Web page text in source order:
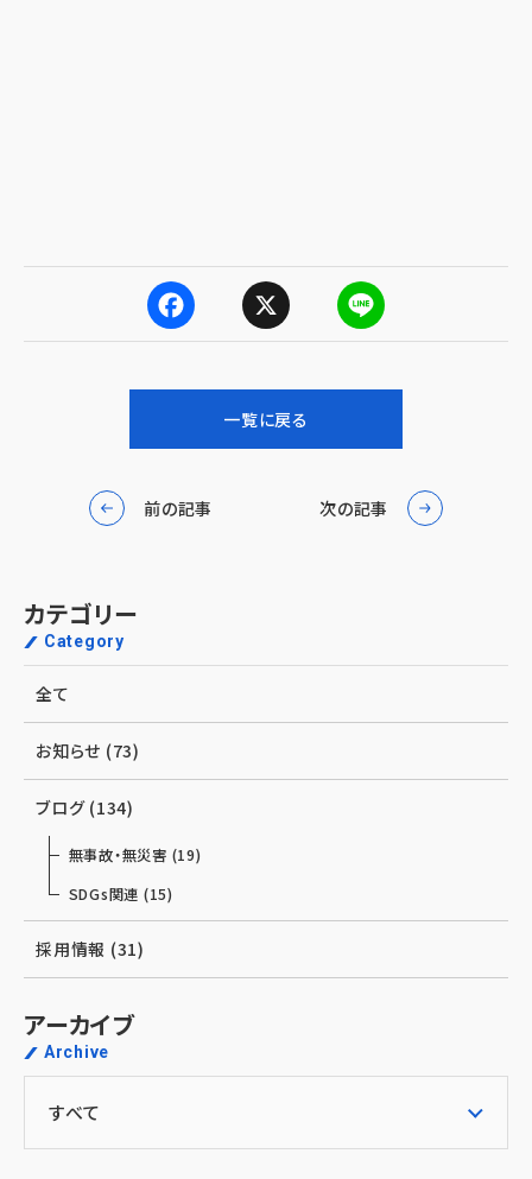
c
e
n
e
一覧に戻る
前の記事 次の記事
カテゴリー
Category
全て
お知らせ (73)
ブログ (134)
無事故・無災害 (19)
SDGs関連 (15)
採用情報 (31)
アーカイブ
Archive